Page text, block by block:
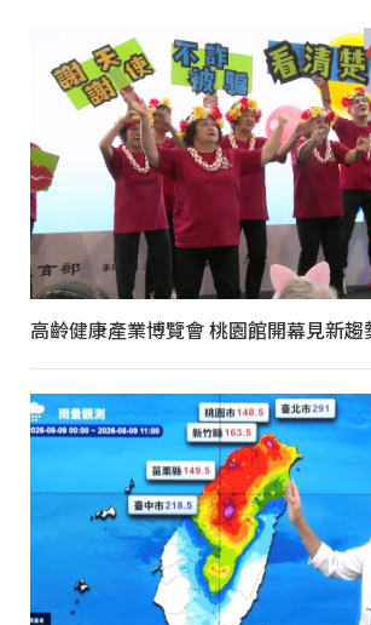
高齡健康產業博覽會 桃園館開幕見新趨